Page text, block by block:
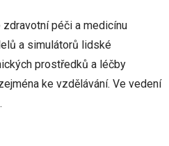
péči a medicínu
a simulátorů lidské
prostředků a léčby
ke vzdělávání. Ve vedení